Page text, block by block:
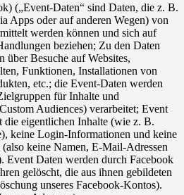
(„Event-Daten“ sind Daten, die z. B.
Apps oder auf anderen Wegen) von
werden können und sich auf
beziehen; Zu den Daten
über Besuche auf Websites,
Funktionen, Installationen von
etc.; die Event-Daten werden
für Inhalte und
Audiences) verarbeitet; Event
die eigentlichen Inhalte (wie z. B.
keine Login-Informationen und keine
keine Namen, E-Mail-Adressen
Event Daten werden durch Facebook
gelöscht, die aus ihnen gebildeten
unseres Facebook-Kontos).